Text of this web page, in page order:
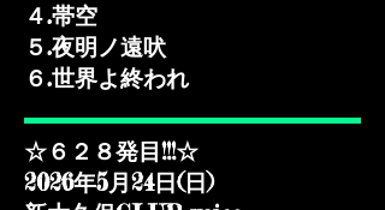
４.帯空
５.夜明ノ遠吠
​６.世界よ終われ
☆６２８発目!!!☆
2026年5月24日(日)